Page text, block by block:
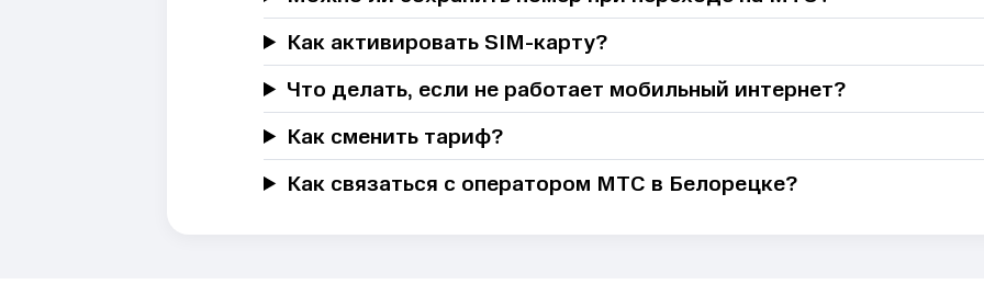
Как активировать SIM-карту?
Что делать, если не работает мобильный интернет?
Как сменить тариф?
Как связаться с оператором МТС в Белорецке?